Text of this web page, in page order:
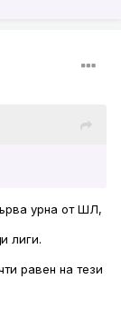
урна от ШЛ,
лиги.
равен на тези